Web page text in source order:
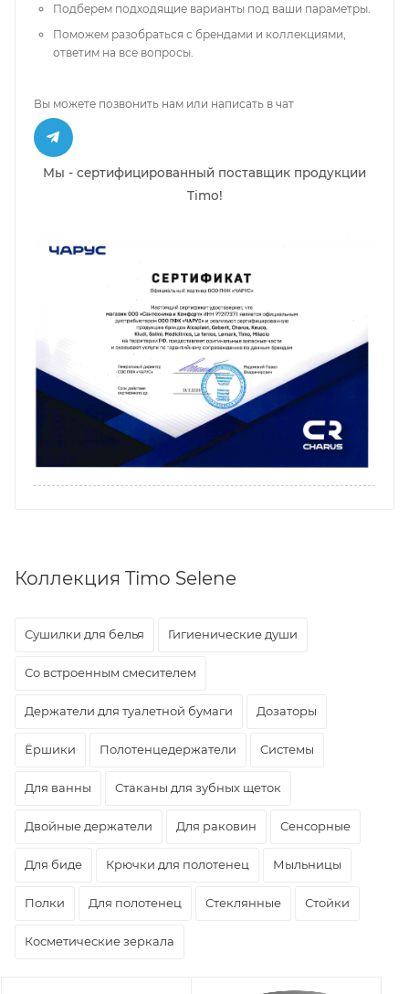
Подберем подходящие варианты под ваши параметры.
Поможем разобраться с брендами и коллекциями,
ответим на все вопросы.
Вы можете позвонить нам или написать в чат
Мы - сертифицированный поставщик продукции
Timo!
Коллекция Timo Selene
Сушилки для белья Гигиенические души
Со встроенным смесителем
Держатели для туалетной бумаги Дозаторы
Ёршики Полотенцедержатели Системы
Для ванны Стаканы для зубных щеток
Двойные держатели Для раковин Сенсорные
Для биде Крючки для полотенец Мыльницы
Полки Для полотенец Стеклянные Стойки
Косметические зеркала